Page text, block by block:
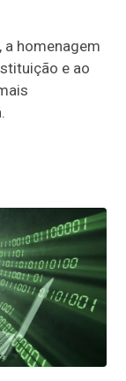
a homenagem
e ao